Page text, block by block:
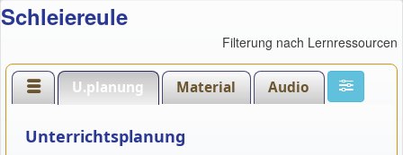
Schleiereule
Filterung nach Lernressourcen
U.planung Material Audio
Unterrichtsplanung